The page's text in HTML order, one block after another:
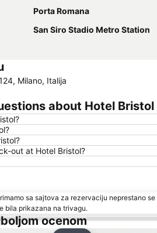
Porta Romana
San Siro Stadio Metro Station
Milano, Italija
about Hotel Bristol
out at Hotel Bristol?
sa sajtova za rezervaciju neprestano
bila prikazana na trivagu.
ocenom